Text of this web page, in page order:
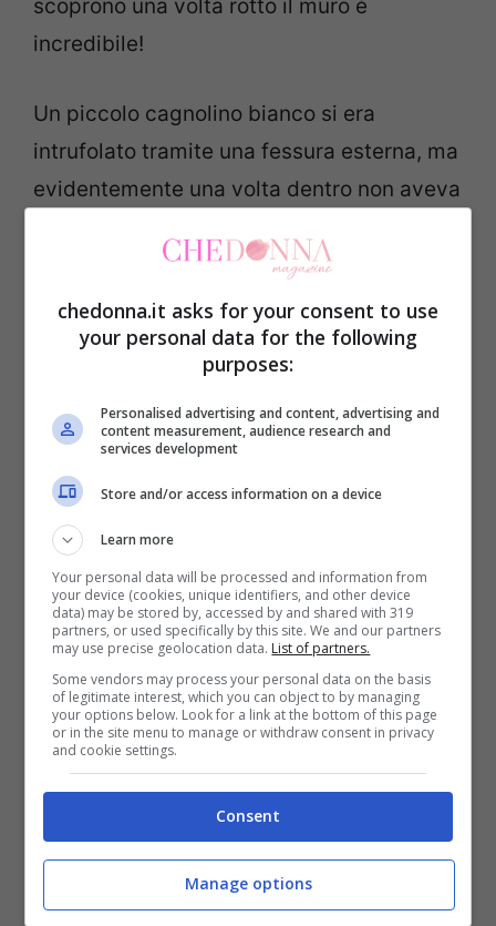
scoprono una volta rotto il muro è
incredibile!
Un piccolo cagnolino bianco si era
intrufolato tramite una fessura esterna, ma
evidentemente una volta dentro non aveva
com’è dolce il piccolino e quante feste fa
ai suoi salvatori!
chedonna.it asks for your consent to use
your personal data for the following
purposes:
Personalised advertising and content, advertising and
content measurement, audience research and
services development
Store and/or access information on a device
Learn more
Your personal data will be processed and information from
your device (cookies, unique identifiers, and other device
data) may be stored by, accessed by and shared with 319
partners, or used specifically by this site. We and our partners
may use precise geolocation data. List of partners.
Some vendors may process your personal data on the basis
of legitimate interest, which you can object to by managing
your options below. Look for a link at the bottom of this page
or in the site menu to manage or withdraw consent in privacy
and cookie settings.
Consent
Manage options